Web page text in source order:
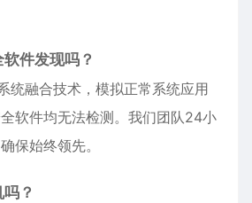
件发现吗？
统融合技术，模拟正常系统应用
软件均无法检测。我们团队24小
保始终领先。
？